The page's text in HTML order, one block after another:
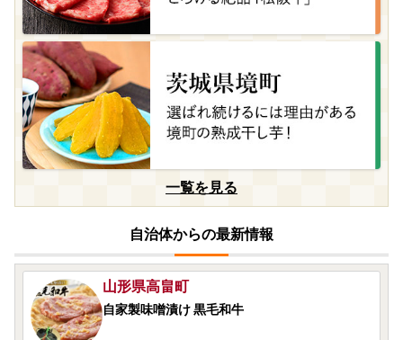
一覧を見る
自治体からの最新情報
やまや もつ鍋（あごだし醤油味）ちゃんぽん麺
付き！
福岡県宇美町
福岡限定生産プレミアムいちじく【とよみつひ
め】
宮崎県西都市
＜2026発送＞杉田農園 訳あり 西都市産 ご家庭
用完熟マンゴー（２玉～3玉） 生産者直送 宮崎
山形県高畠町
自家製味噌漬け 黒毛和牛